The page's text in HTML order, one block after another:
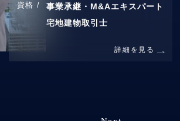
資格 /
事業承継・M&Aエキスパート
宅地建物取引士
詳細を見る